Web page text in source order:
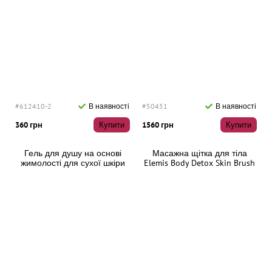
#612410-2 В наявності
360 грн Купити
Гель для душу на основі
жимолості для сухої шкіри
#50451 В наявності
1560 грн Купити
Масажна щітка для тіла
Elemis Body Detox Skin Brush